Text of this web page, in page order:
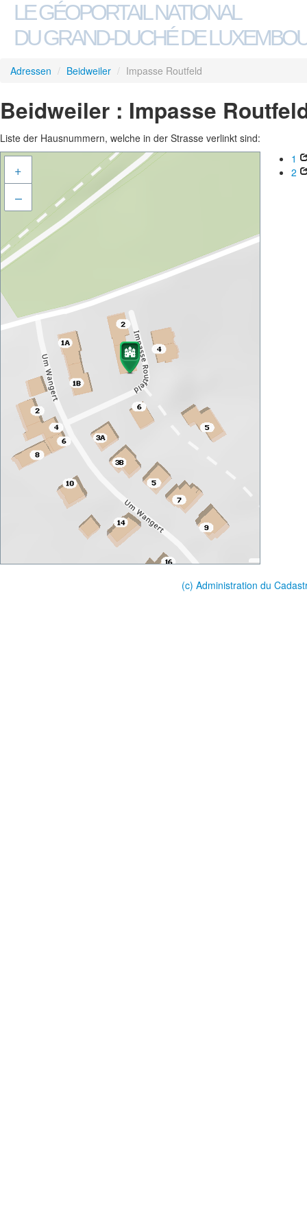
LE GÉOPORTAIL NATIONAL
DU GRAND-DUCHÉ DE
Adressen / Beidweiler / Impasse Routfeld
Beidweiler : Impasse
Liste der Hausnummern, welche in der Strasse verlinkt sind:
+
–
1
2
(c) Administration du